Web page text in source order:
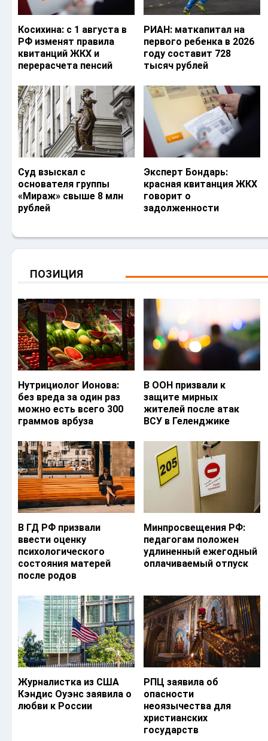
Косихина: с 1 августа в
РФ изменят правила
квитанций ЖКХ и
перерасчета пенсий
РИАН: маткапитал на
первого ребенка в 2026
году составит 728
тысяч рублей
Суд взыскал с
основателя группы
«Мираж» свыше 8 млн
рублей
Эксперт Бондарь:
красная квитанция ЖКХ
говорит о
задолженности
ПОЗИЦИЯ
Нутрициолог Ионова:
без вреда за один раз
можно есть всего 300
граммов арбуза
В ООН призвали к
защите мирных
жителей после атак
ВСУ в Геленджике
В ГД РФ призвали
ввести оценку
психологического
состояния матерей
после родов
Минпросвещения РФ:
педагогам положен
удлиненный ежегодный
оплачиваемый отпуск
Журналистка из США
Кэндис Оуэнс заявила о
любви к России
РПЦ заявила об
опасности
неоязычества для
христианских
государств